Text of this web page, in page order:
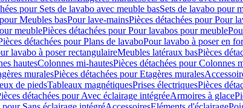
pour Sets de lavabo avec meuble basSets de lavabo pour
Meubles basPour lave-mainsPièces détachées pour Pour
meublePièces détachées pour Pour lavabos pour meuble
détachées pour Plans de lavaboPour lavabo à poser en
lavabo à poser rectangulaireMeubles latéraux basPièces
hautesColonnes mi-hautesPièces détachées pour Colonnes
muralesPièces détachées pour Etagères murales
de piedsTableaux magnétiquesPrises électriquesPièces
détachées pour Avec éclairage intégréeArmoires à glace